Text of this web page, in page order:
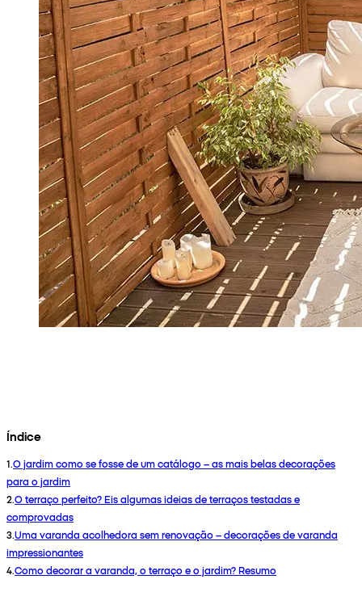
Índice
1.O jardim como se fosse de um catálogo – as mais belas decorações
para o jardim
2.O terraço perfeito? Eis algumas ideias de terraços testadas e
comprovadas
3.Uma varanda acolhedora sem renovação – decorações de varanda
impressionantes
4.Como decorar a varanda, o terraço e o jardim? Resumo